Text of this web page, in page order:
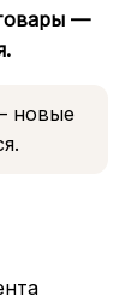
—
новые